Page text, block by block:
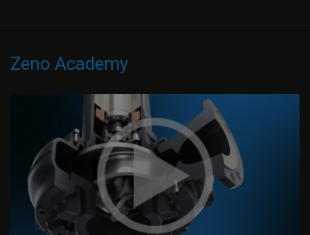
Zeno Academy